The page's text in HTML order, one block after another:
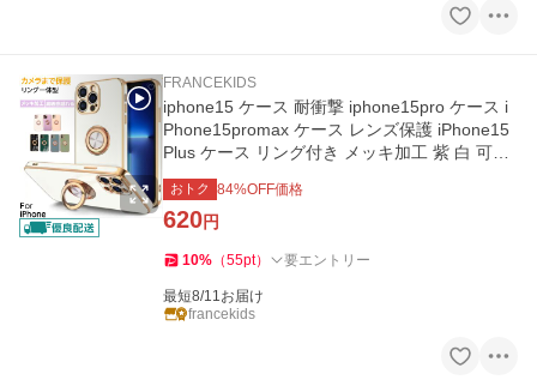
FRANCEKIDS
iphone15 ケース 耐衝撃 iphone15pro ケース i
Phone15promax ケース レンズ保護 iPhone15
Plus ケース リング付き メッキ加工 紫 白 可愛
い 韓国 オシャレ 人気
おトク 84%OFF価格
620円
10% （55pt） 要エントリー
最短8/11お届け
francekids